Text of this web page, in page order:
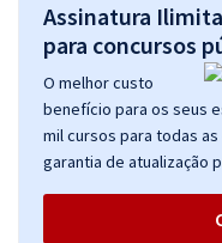
Assinatura
para concursos
O melhor custo
benefício para os seus
mil cursos para todas
garantia de atualização